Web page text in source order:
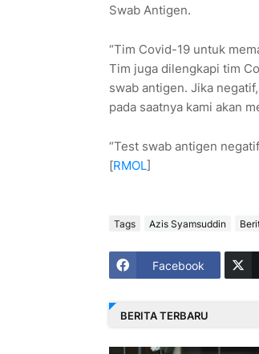
Swab Antigen.
“Tim Covid-19 untuk
Tim juga dilengkapi tim
swab antigen. Jika
pada saatnya kami akan
“Test swab antigen
[RMOL]
Tags Azis Syamsuddin
Facebook
BERITA TERBARU